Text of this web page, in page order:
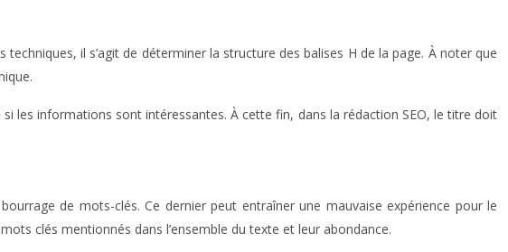
il s’agit de déterminer la structure des balises H de la page. À noter que
les informations sont intéressantes. À cette fin, dans la rédaction SEO, letitre doit
de mots-clés. Ce dernier peut entraîner une mauvaise expérience pour le
clés mentionnés dans l’ensemble du texte et leur abondance.